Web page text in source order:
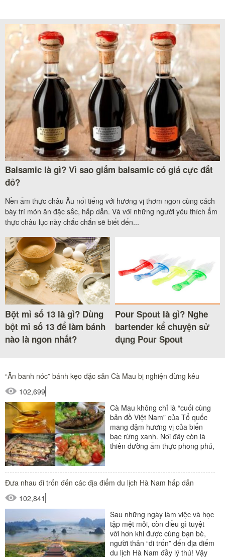
Balsamic là gì? Vì sao giấm balsamic có giá cực đắt
đỏ?
Nền ẩm thực châu Âu nổi tiếng với hương vị thơm ngon cùng cách
bày trí món ăn đặc sắc, hấp dẫn. Và với những người yêu thích ẩm
thực châu lục này chắc chắn sẽ biết đến...
Bột mì số 13 là gì? Dùng
bột mì số 13 để làm bánh
nào là ngon nhất?
Pour Spout là gì? Nghe
bartender kể chuyện sử
dụng Pour Spout
“Ăn banh nóc” bánh kẹo đặc sản Cà Mau bị nghiện đừng kêu
102,699
Cà Mau không chỉ là “cuối cùng
bản đồ Việt Nam” của Tổ quốc
mang đậm hương vị của biển
bạc rừng xanh. Nơi đây còn là
thiên đường ẩm thực phong phú,
Đưa nhau đi trốn đến các địa điểm du lịch Hà Nam hấp dẫn
102,841
Sau những ngày làm việc và học
tập mệt mỏi, còn điều gì tuyệt
vời hơn khi được cùng bạn bè,
người thân “đi trốn” đến địa điểm
du lịch Hà Nam đầy lý thú! Vậy